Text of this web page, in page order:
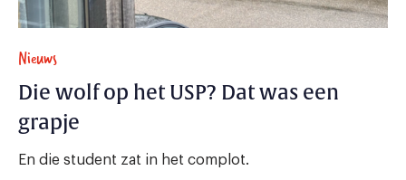
Nieuws
Die wolf op het USP? Dat was een
grapje
En die student zat in het complot.